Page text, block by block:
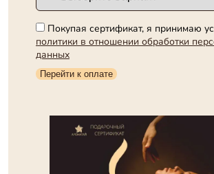
Покупая сертификат, я принимаю
политики в отношении обработки
данных